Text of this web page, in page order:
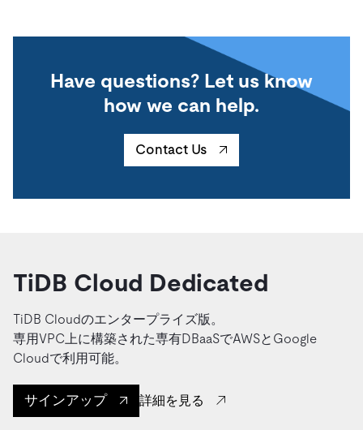
Have questions? Let us know
how we can help.
Contact Us
TiDB Cloud Dedicated
TiDB Cloudのエンタープライズ版。
専用VPC上に構築された専有DBaaSでAWSとGoogle
Cloudで利用可能。
サインアップ 詳細を見る